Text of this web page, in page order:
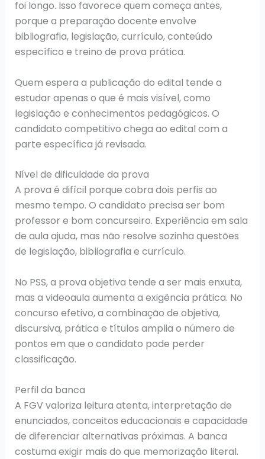
foi longo. Isso favorece quem começa antes,
porque a preparação docente envolve
bibliografia, legislação, currículo, conteúdo
específico e treino de prova prática.
Quem espera a publicação do edital tende a
estudar apenas o que é mais visível, como
legislação e conhecimentos pedagógicos. O
candidato competitivo chega ao edital com a
parte específica já revisada.
Nível de dificuldade da prova
A prova é difícil porque cobra dois perfis ao
mesmo tempo. O candidato precisa ser bom
professor e bom concurseiro. Experiência em sala
de aula ajuda, mas não resolve sozinha questões
de legislação, bibliografia e currículo.
No PSS, a prova objetiva tende a ser mais enxuta,
mas a videoaula aumenta a exigência prática. No
concurso efetivo, a combinação de objetiva,
discursiva, prática e títulos amplia o número de
pontos em que o candidato pode perder
classificação.
Perfil da banca
A FGV valoriza leitura atenta, interpretação de
enunciados, conceitos educacionais e capacidade
de diferenciar alternativas próximas. A banca
costuma exigir mais do que memorização literal.